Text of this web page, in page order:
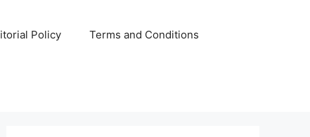
Policy Terms and Conditions